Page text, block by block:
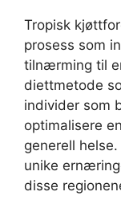
Tropisk
prosess som
tilnærming til
diettmetode
individer som
optimalisere
generell
unike
disse